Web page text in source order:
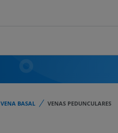
VENA BASAL VENAS PEDUNCULARES